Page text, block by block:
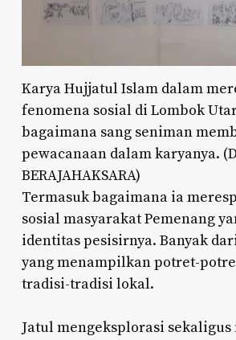
Karya Hujjatul Islam dalam
fenomena sosial di Lombok
bagaimana sang seniman
pewacanaan dalam karyanya.
BERAJAHAKSARA)
Termasuk bagaimana ia
sosial masyarakat Pemenang
identitas pesisirnya. Banyak
yang menampilkan potret-
tradisi-tradisi lokal.
Jatul mengeksplorasi